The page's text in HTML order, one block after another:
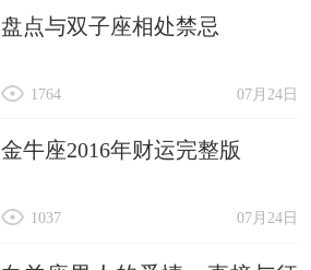
盘点与双子座相处禁忌
07月24日
1764
金牛座2016年财运完整版
07月24日
1037